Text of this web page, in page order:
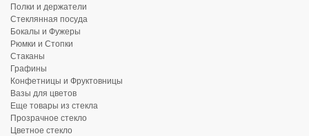
Полки и держатели
Стеклянная посуда
Бокалы и Фужеры
Рюмки и Стопки
Стаканы
Графины
Конфетницы и Фруктовницы
Вазы для цветов
Еще товары из стекла
Прозрачное стекло
Цветное стекло